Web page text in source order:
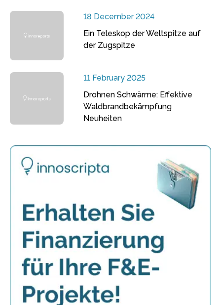
18 December 2024
Ein Teleskop der Weltspitze auf
der Zugspitze
11 February 2025
Drohnen Schwärme: Effektive
Waldbrandbekämpfung
Neuheiten